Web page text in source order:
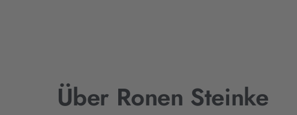
Über Ronen Steinke